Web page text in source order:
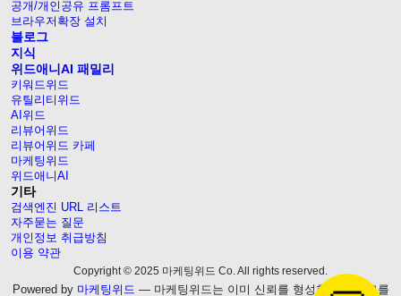
공개/개인공유 프롬프트
브라우저확장 설치
블로그
지식
위드애니AI 패밀리
키워드위드
유틸리티위드
AI위드
리뷰어위드
리뷰어위드 카페
마케팅위드
위드애니AI
기타
검색엔진 URL 리스트
자주묻는 질문
개인정보 취급방침
이용 약관
Copyright © 2025 마케팅위드 Co. All rights reserved.
Powered by 마케팅위드 — 마케팅위드는 이미 신뢰를 형성한 웹블로그를